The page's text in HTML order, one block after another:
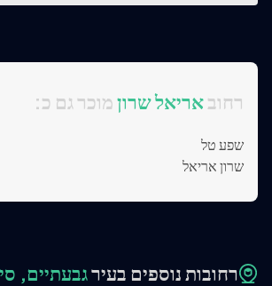
:רחובאריאל שרוןמוכר גם כ
שפע טל
שרון אריאל
רחובות נוספים בעירגבעתיים,